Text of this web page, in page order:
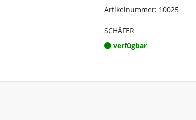
Artikelnummer: 10025
SCHÄFER
verfügbar